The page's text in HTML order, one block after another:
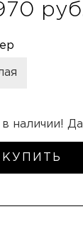
в наличии!
КУПИТЬ